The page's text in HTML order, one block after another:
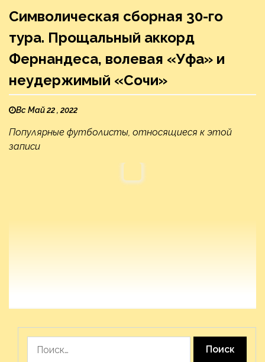
Символическая сборная 30-го
тура. Прощальный аккорд
Фернандеса, волевая «Уфа» и
неудержимый «Сочи»
Вс Май 22 , 2022
Популярные футболисты, относящиеся к этой
записи